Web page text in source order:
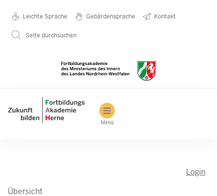
Metanavigation
Leichte Sprache Gebärdensprache Kontakt
Seite durchsuchen
Main navigation
Menü
Login
Übersicht